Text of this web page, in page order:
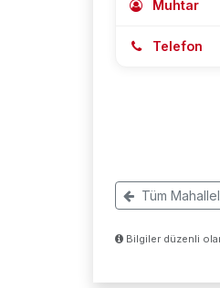
Muhtar
Telefon
Tüm
Bilgiler düzenli